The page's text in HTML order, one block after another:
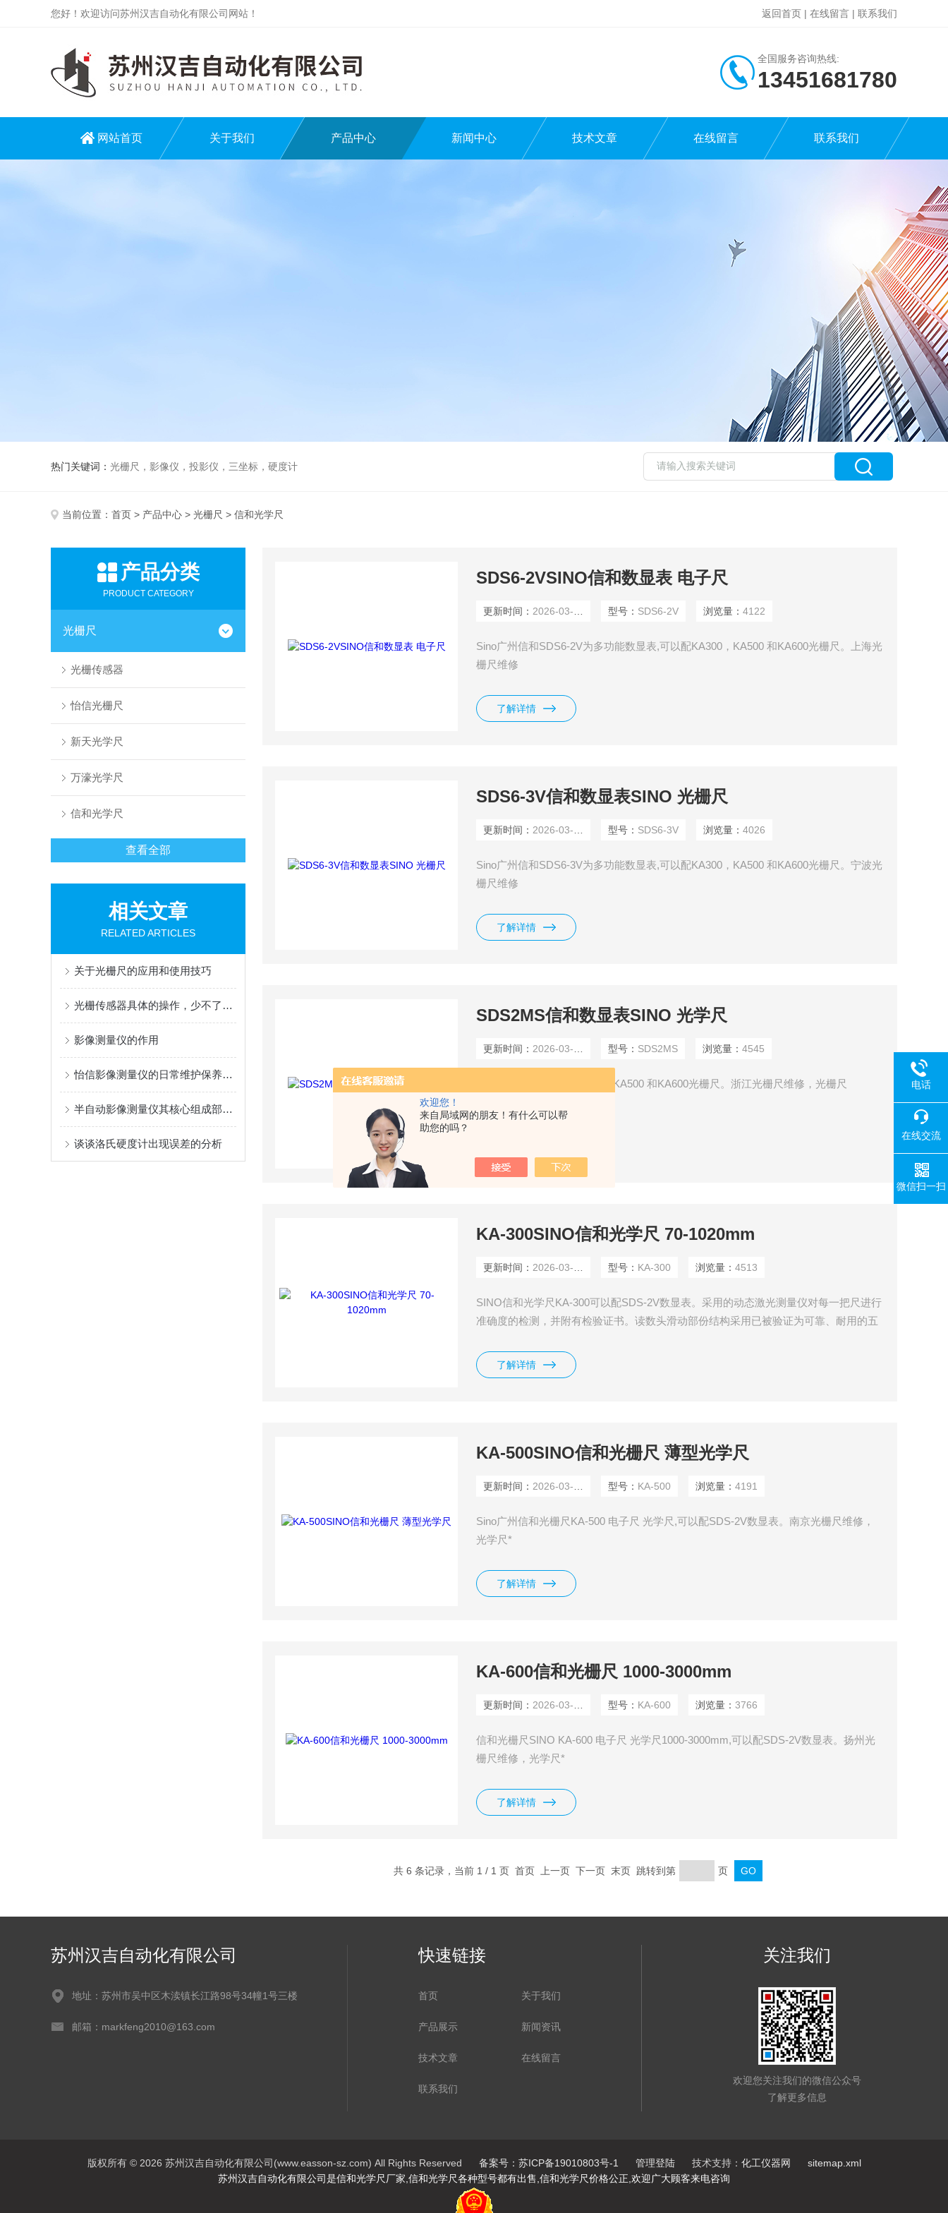
欢迎您！
来自局域网的朋友！有什么可以帮
助您的吗？
您好！欢迎访问苏州汉吉自动化有限公司网站！ 返回首页 | 在线留言 | 联系我们
全国服务咨询热线:
13451681780
网站首页 关于我们 产品中心 新闻中心 技术文章 在线留言 联系我们
热门关键词： 光栅尺，影像仪，投影仪，三坐标，硬度计
当前位置： 首页 > 产品中心 > 光栅尺 > 信和光学尺
产品分类
PRODUCT CATEGORY
光栅尺
光栅传感器
怡信光栅尺
新天光学尺
万濠光学尺
信和光学尺
查看全部
相关文章
RELATED ARTICLES
关于光栅尺的应用和使用技巧
光栅传感器具体的操作，少不了以下步骤！
影像测量仪的作用
怡信影像测量仪的日常维护保养可别错过了！
半自动影像测量仪其核心组成部分及功能如下
谈谈洛氏硬度计出现误差的分析
SDS6-2VSINO信和数显表 电子尺
更新时间： 2026-03-04 型号： SDS6-2V 浏览量：4122
Sino广州信和SDS6-2V为多功能数显表,可以配KA300，KA500 和KA600光栅尺。上海光
栅尺维修
了解详情
SDS6-3V信和数显表SINO 光栅尺
更新时间： 2026-03-04 型号： SDS6-3V 浏览量：4026
Sino广州信和SDS6-3V为多功能数显表,可以配KA300，KA500 和KA600光栅尺。宁波光
栅尺维修
了解详情
SDS2MS信和数显表SINO 光学尺
更新时间： 2026-03-04 型号： SDS2MS 浏览量：4545
多功能数显表可以配KA300，KA500 和KA600光栅尺。浙江光栅尺维修，光栅尺
KA-300SINO信和光学尺 70-1020mm
更新时间： 2026-03-04 型号： KA-300 浏览量：4513
SINO信和光学尺KA-300可以配SDS-2V数显表。采用的动态激光测量仪对每一把尺进行
准确度的检测，并附有检验证书。读数头滑动部份结构采用已被验证为可靠、耐用的五
了解详情
KA-500SINO信和光栅尺 薄型光学尺
更新时间： 2026-03-04 型号： KA-500 浏览量：4191
Sino广州信和光栅尺KA-500 电子尺 光学尺,可以配SDS-2V数显表。南京光栅尺维修，
光学尺*
了解详情
KA-600信和光栅尺 1000-3000mm
更新时间： 2026-03-04 型号： KA-600 浏览量：3766
信和光栅尺SINO KA-600 电子尺 光学尺1000-3000mm,可以配SDS-2V数显表。扬州光
栅尺维修，光学尺*
了解详情
共 6 条记录，当前 1 / 1 页 首页 上一页 下一页 末页 跳转到第 页
苏州汉吉自动化有限公司
地址：苏州市吴中区木渎镇长江路98号34幢1号三楼
邮箱：markfeng2010@163.com
快速链接
首页 关于我们
产品展示 新闻资讯
技术文章 在线留言
联系我们
关注我们
欢迎您关注我们的微信公众号
了解更多信息
版权所有 © 2026 苏州汉吉自动化有限公司(www.easson-sz.com) All Rights Reserved 备案号：苏ICP备19010803号-1 管理登陆技术支持： 化工仪器网
sitemap.xml
苏州汉吉自动化有限公司是信和光学尺厂家,信和光学尺各种型号都有出售,信和光学尺价格公正,欢迎广大顾客来电咨询
电话
在线交流
微信扫一扫